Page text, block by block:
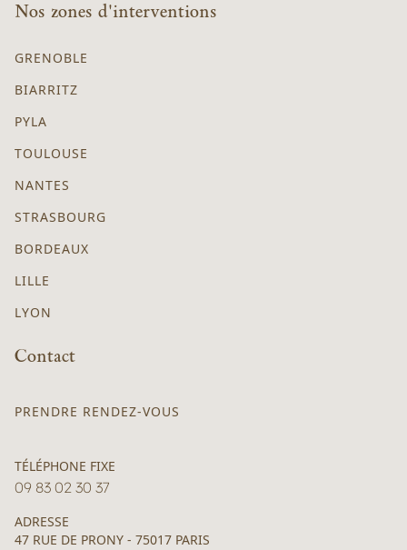
Nos zones d'interventions
GRENOBLE
BIARRITZ
PYLA
TOULOUSE
NANTES
STRASBOURG
BORDEAUX
LILLE
LYON
Contact
PRENDRE RENDEZ-VOUS
TÉLÉPHONE FIXE
09 83 02 30 37
ADRESSE
47 RUE DE PRONY - 75017 PARIS